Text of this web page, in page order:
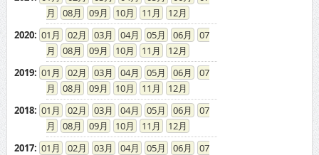
08
09 10 11
12
2020: 01 02 03 04 05 06
07
08
09 10 11
12
2019: 01 02 03 04 05 06
07
08
09 10 11
12
2018: 01 02 03 04 05 06
07
08
09 10 11
12
2017: 01 02 03 04 05 06
07